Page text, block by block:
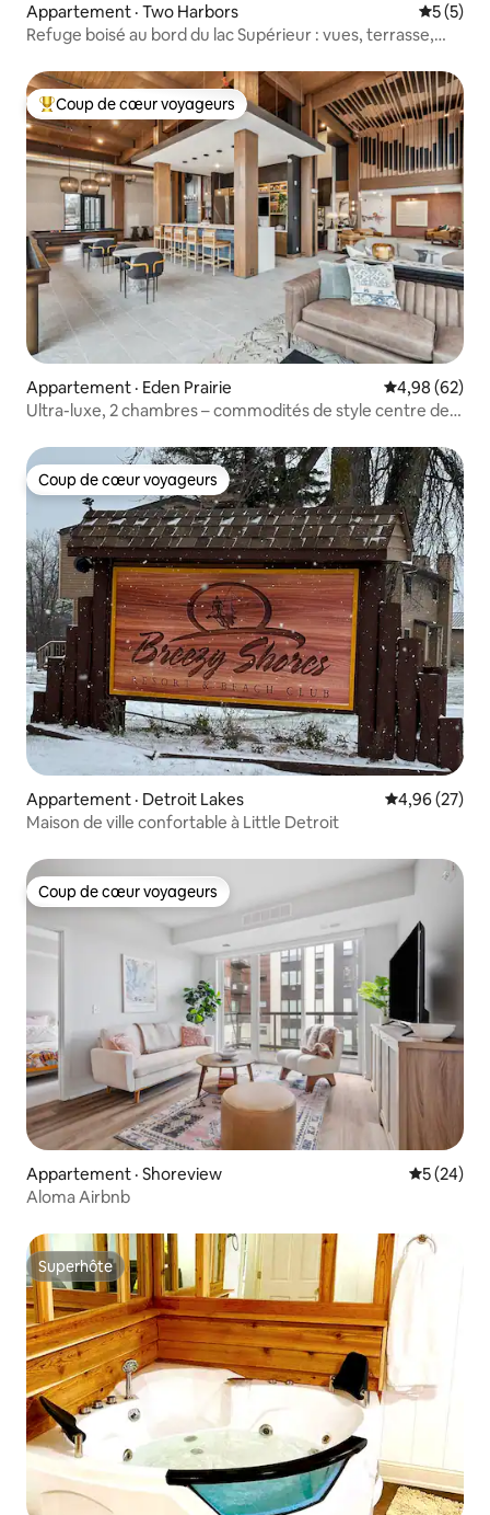
Appartement · Two Harbors Note
5 (5)
Refuge boisé au bord du lac Supérieur : vues, terrasse,
Coup de cœur voyageurs parmi les plus aimés
Coup de cœur voyageurs
Appartement · Eden Prairie Note
4,98 (62)
Ultra-luxe, 2 chambres – commodités de style centre de
Coup de cœur voyageurs
Coup de cœur voyageurs
Appartement · Detroit Lakes Note
4,96 (27)
Maison de ville confortable à Little Detroit
Coup de cœur voyageurs
Coup de cœur voyageurs
Appartement · Shoreview Note
5 (24)
Aloma Airbnb
Superhôte
Superhôte